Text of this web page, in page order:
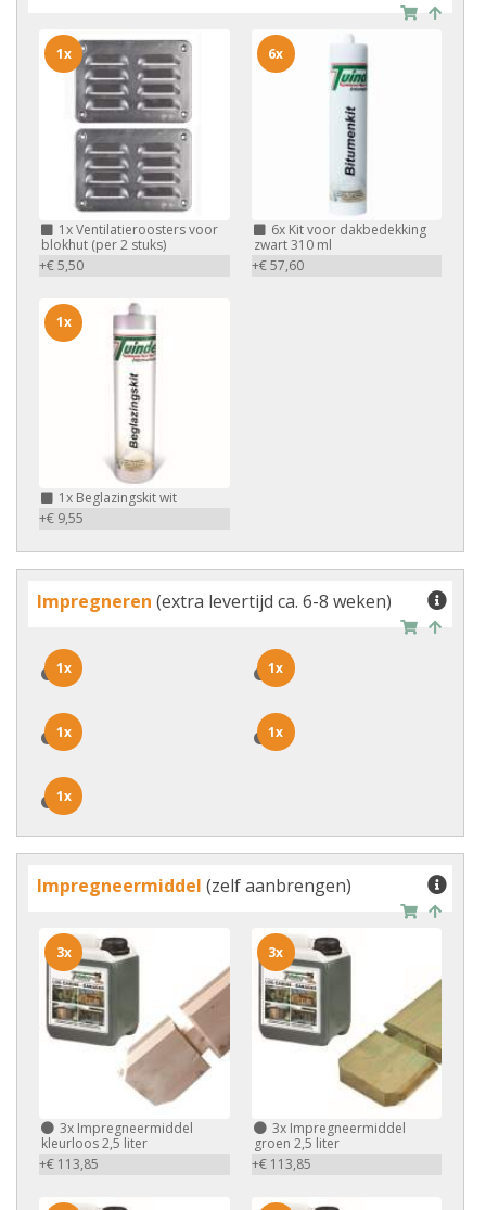
1xVentilatieroosters voor
blokhut (per 2 stuks)
+€ 5,50
1x
6xKit voor dakbedekking
zwart 310 ml
+€ 57,60
6x
1x Beglazingskit wit
+€ 9,55
1x
Impregneren (extra levertijd ca. 6-8 weken)
1x
1x 1x
1x
1x
1x 1x
1x
1x
1x
Impregneermiddel (zelf aanbrengen)
3x Impregneermiddel
kleurloos 2,5 liter
+€ 113,85
3x
3xImpregneermiddel
groen 2,5 liter
+€ 113,85
3x